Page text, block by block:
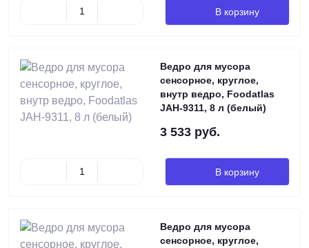
В корзину
Ведро для мусора
сенсорное, круглое,
внутр ведро, Foodatlas
JAH-9311, 8 л (белый)
3 533 руб.
В корзину
Ведро для мусора
сенсорное, круглое,